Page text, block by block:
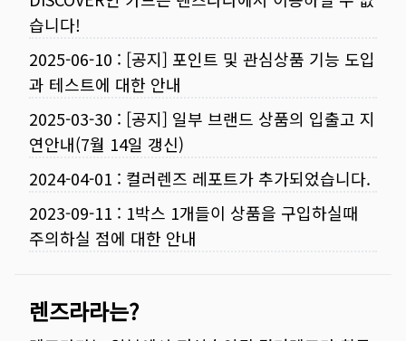
습니다!
2025-06-10 : [공지] 포인트 및 관심상품 기능 도입
과 테스트에 대한 안내
2025-03-30 : [공지] 일부 브랜드 상품의 입출고 지
연안내(7월 14일 갱신)
2024-04-01 : 컬러렌즈 레포트가 추가되었습니다.
2023-09-11 : 1박스 1개들이 상품을 구입하실때
주의하실 점에 대한 안내
렌즈라라는?